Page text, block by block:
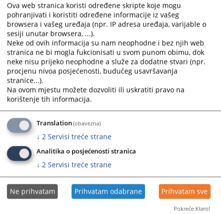
Ova web stranica koristi određene skripte koje mogu
pohranjivati i koristiti određene informacije iz vašeg
browsera i vašeg uređaja (npr. IP adresa uređaja, varijable o
sesiji unutar browsera, ...).
Neke od ovih informacija su nam neophodne i bez njih web
stranica ne bi mogla fukcionisati u svom punom obimu, dok
neke nisu prijeko neophodne a služe za dodatne stvari (npr.
procjenu nivoa posjećenosti, budućeg usavršavanja
stranice...).
Na ovom mjestu možete dozvoliti ili uskratiti pravo na
korištenje tih informacija.
Translation(obavezna)
↓ 2 Servisi treće strane
Analitika o posjećenosti stranica
↓ 2 Servisi treće strane
Ne prihvatam Prihvatam odabrane Prihvatam sve
Pokreće Klaro!